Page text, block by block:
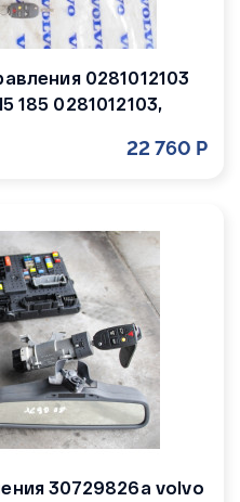
0281012103
185 0281012103,
22 760 Р
30729826a volvo